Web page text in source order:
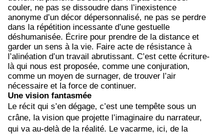
couler, ne pas se dissoudre dans l’inexistence
anonyme d’un décor dépersonnalisé, ne pas se perdre
dans la répétition incessante d’une gestuelle
déshumanisée. Écrire pour prendre de la distance et
garder un sens à la vie. Faire acte de résistance à
l’alinéation d’un travail abrutissant. C’est cette écriture-
là qui nous est proposée, comme une conjuration,
comme un moyen de surnager, de trouver l’air
nécessaire et la force de continuer.
Une vision fantasmée
Le récit qui s’en dégage, c’est une tempête sous un
crâne, la vision que projette l’imaginaire du narrateur,
qui va au-delà de la réalité. Le vacarme, ici, de la